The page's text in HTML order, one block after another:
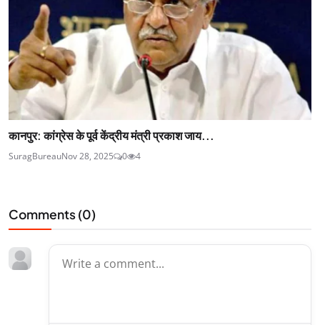
कानपुर: कांग्रेस के पूर्व केंद्रीय मंत्री प्रकाश जाय...
SuragBureauNov 28, 2025 0 4
Comments (0)